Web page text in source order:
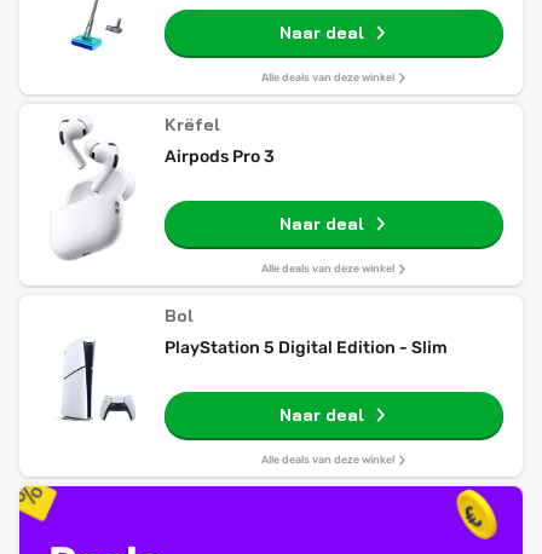
Naar deal
Alle deals van deze winkel
Krëfel
Airpods Pro 3
Naar deal
Alle deals van deze winkel
Bol
PlayStation 5 Digital Edition - Slim
Naar deal
Alle deals van deze winkel